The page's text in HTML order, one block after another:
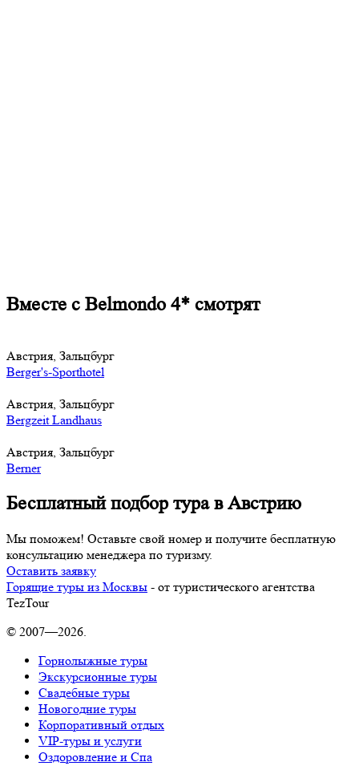
Вместе с Belmondo 4* смотрят
Австрия, Зальцбург
Berger's-Sporthotel
Австрия, Зальцбург
Bergzeit Landhaus
Австрия, Зальцбург
Berner
Бесплатный подбор тура в Австрию
Мы поможем! Оставьте свой номер и получите бесплатную
консультацию менеджера по туризму.
Оставить заявку
Горящие туры из Москвы - от туристического агентства
TezTour
© 2007—2026.
Горнолыжные туры
Экскурсионные туры
Свадебные туры
Новогодние туры
Корпоративный отдых
VIP-туры и услуги
Оздоровление и Спа